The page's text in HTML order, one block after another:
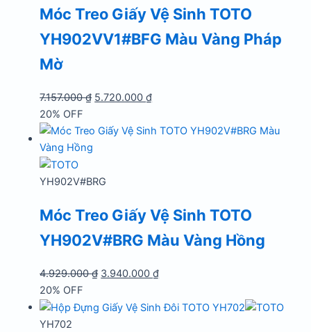
Móc Treo Giấy Vệ Sinh TOTO
YH902VV1#BFG Màu Vàng Pháp
Mờ
7.157.000₫ Giá
là:
5.720.000₫Giá
tại
20% OFF
YH902V#BRG
Móc Treo Giấy Vệ Sinh TOTO
YH902V#BRG Màu Vàng Hồng
4.929.000₫ Giá
là:
3.940.000₫Giá
tại
20% OFF
YH702